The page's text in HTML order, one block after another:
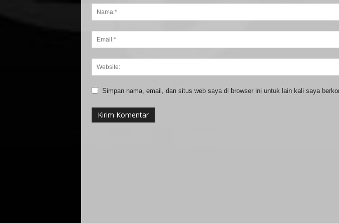
Simpan nama, email, dan situs web saya di browser ini untuk lain kali saya